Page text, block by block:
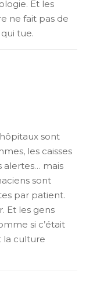
Et les
ne fait pas de
tue.
sont
les caisses
alertes… mais
sont
par patient.
Et les gens
si c’était
la culture